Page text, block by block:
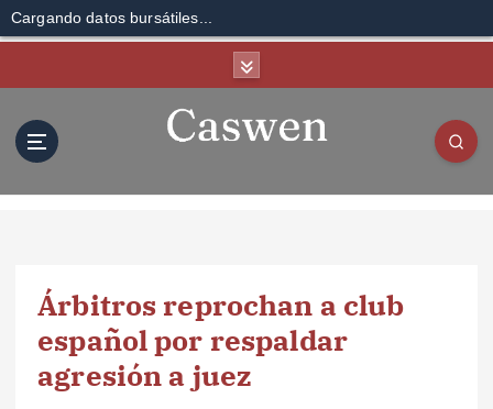
Cargando datos bursátiles...
Árbitros reprochan a club
español por respaldar
agresión a juez